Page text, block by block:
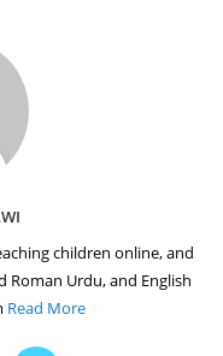
children online, and
Roman Urdu, and English
Read More